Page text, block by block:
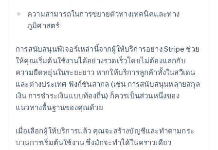
ความสามารถในการขยายตัวทางเทคนิคและทาง
ภูมิศาสตร์
การสนับสนุนฟีเจอร์เหล่านี้จากผู้ให้บริการอย่าง Stripe ช่วย
ให้คุณเริ่มต้นใช้งานได้อย่างรวดเร็วโดยไม่ต้องแลกกับ
ความยืดหยุ่นในระยะยาว หากให้บริการลูกค้าทั้งในสวีเดน
และต่างประเทศ ฟังก์ชันสากล (เช่น การสนับสนุนหลายสกุล
เงิน การชำระเงินแบบท้องถิ่น) ก็ควรเป็นส่วนหนึ่งของ
แนวทางพื้นฐานของคุณด้วย
เมื่อเลือกผู้ให้บริการแล้ว คุณจะสร้างบัญชีและทำตามกระ
บวนการเริ่มต้นใช้งาน ซึ่งมักจะทำได้ในคราวเดียว